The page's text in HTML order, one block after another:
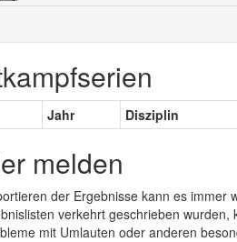
Jahr Disziplin
melden
der Ergebnisse kann es
verkehrt geschrieben
mit Umlauten oder anderen